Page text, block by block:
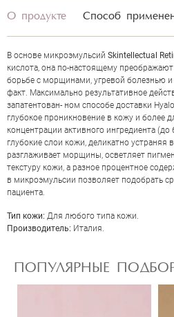
ОЦЕНКА
Отправить
О продукте Способ
В основе микроэмульсий Skintellectual
кислота, она по-настоящему
борьбе с морщинами, угревой болезнью
факт. Максимально результативное
запатентован- ном способе доставки
глубокое проникновение в кожу и более
концентрации активного ингредиента
глубокие слои кожи, деликатно устраняя
разглаживает морщины, осветляет
текстуру кожи, а разное процентное
в микроэмульсии позволяет подобрать
пациента.
Тип кожи: Для любого типа кожи.
Производитель: Италия.
ПОПУЛЯРНЫЕ